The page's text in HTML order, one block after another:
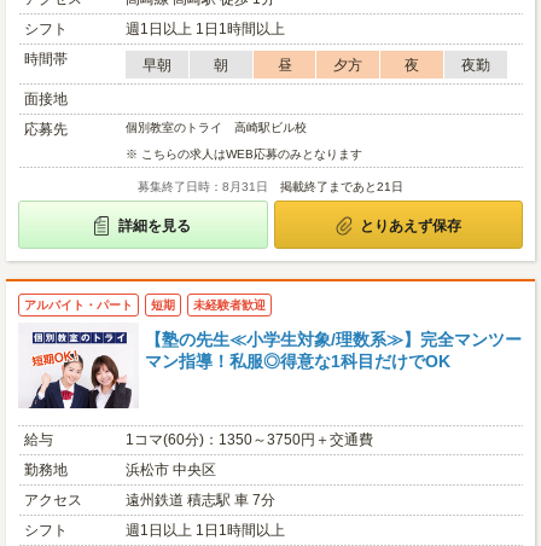
シフト
週1日以上 1日1時間以上
時間帯
早朝 朝 昼 夕方 夜
夜勤
面接地
応募先
個別教室のトライ 高崎駅ビル校
※ こちらの求人はWEB応募のみとなります
募集終了日時：8月31日 掲載終了まであと21日
詳細を見る とりあえず保存
アルバイト・パート 短期 未経験者歓迎
【塾の先生≪小学生対象/理数系≫】完全マンツー
マン指導！私服◎得意な1科目だけでOK
給与
1コマ(60分)：1350～3750円＋交通費
勤務地
浜松市 中央区
アクセス
遠州鉄道 積志駅 車 7分
シフト
週1日以上 1日1時間以上